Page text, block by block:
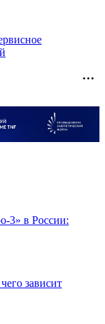
3» в России:
зависит